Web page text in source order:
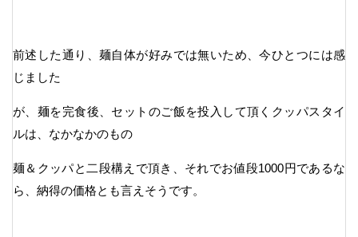
前述した通り、麺自体が好みでは無いため、今ひとつには感
じました
が、麺を完食後、セットのご飯を投入して頂くクッパスタイ
ルは、なかなかのもの
麺＆クッパと二段構えで頂き、それでお値段1000円であるな
ら、納得の価格とも言えそうです。